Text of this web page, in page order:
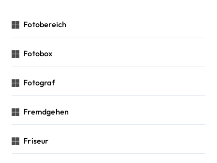
Fotobereich
Fotobox
Fotograf
Fremdgehen
Friseur